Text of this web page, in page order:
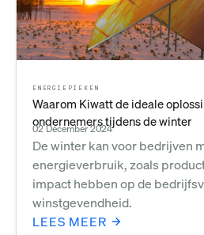
ENERGIEPIEKEN
Waarom Kiwatt de ideale
ondernemers tijdens de winter
02 December 2024
De winter kan voor bedrijven
energieverbruik, zoals
impact hebben op de
winstgevendheid.
LEES MEER